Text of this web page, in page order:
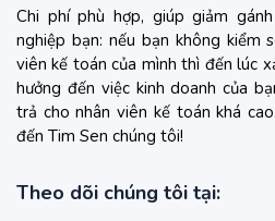
Chi phí phù hợp, giúp giảm
nghiệp bạn: nếu bạn không kiểm
viên kế toán của mình thì đến lúc
hưởng đến việc kinh doanh của
trả cho nhân viên kế toán khá
đến Tim Sen chúng tôi!
Theo dõi chúng tôi tại: